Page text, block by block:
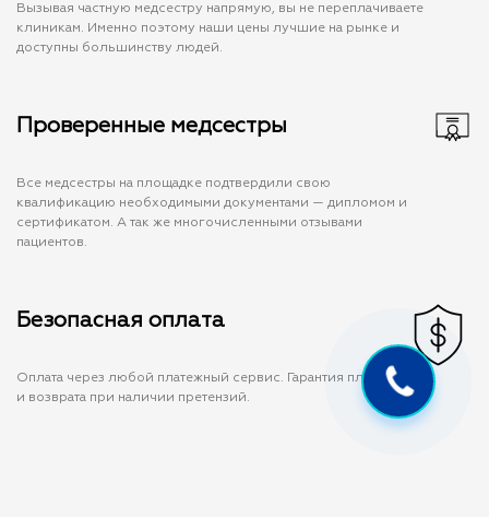
Вызывая частную медсестру напрямую, вы не переплачиваете
клиникам. Именно поэтому наши цены лучшие на рынке и
доступны большинству людей.
Проверенные медсестры
Все медсестры на площадке подтвердили свою
квалификацию необходимыми документами — дипломом и
сертификатом. А так же многочисленными отзывами
пациентов.
Безопасная оплата
Оплата через любой платежный сервис. Гарантия платежа
и возврата при наличии претензий.